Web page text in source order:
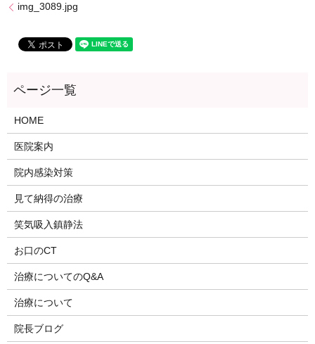
img_3089.jpg
HOME
医院案内
院内感染対策
見て納得の治療
笑気吸入鎮静法
お口のCT
治療についてのQ&A
治療について
院長ブログ